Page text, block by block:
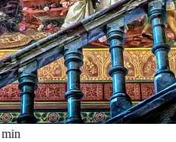
min